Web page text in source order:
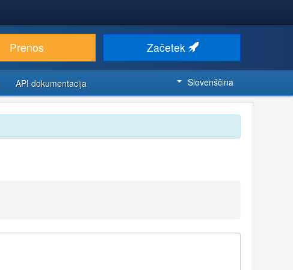
Prenos Začetek
API dokumentacija Slovenščina